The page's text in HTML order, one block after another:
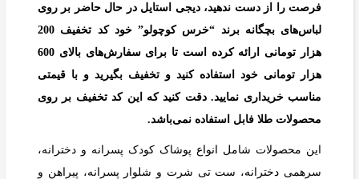
فرصت را از دست ندهید، دیجی استایل در حال حاضر بر روی
لباس‌های بچگانه برند “خرس کوچولو” خود کد تخفیف 200
هزار تومانی ارائه کرده است تا برای سفارش‌های بالای 600
هزار تومانی خود استفاده کنید و تخفیف بگیرید و با قیمتی
مناسب خریداری نمایید. دقت کنید که این کد تخفیف بر روی
محصولات طلا فابل استفاده نمی‌باشد.
این محصولات شامل انواع پوشاک کودک پسرانه و دخترانه،
سرهمی دخترانه، ست تی شرت و شلوار پسرانه، پیراهن و